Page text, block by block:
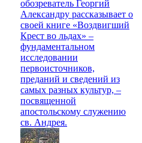
обозреватель Георгий
Александру рассказывает о
своей книге «Воздвигший
Крест во льдах» –
фундаментальном
исследовании
первоисточников,
преданий и сведений из
самых разных культур, –
посвященной
апостольскому служению
св. Андрея.